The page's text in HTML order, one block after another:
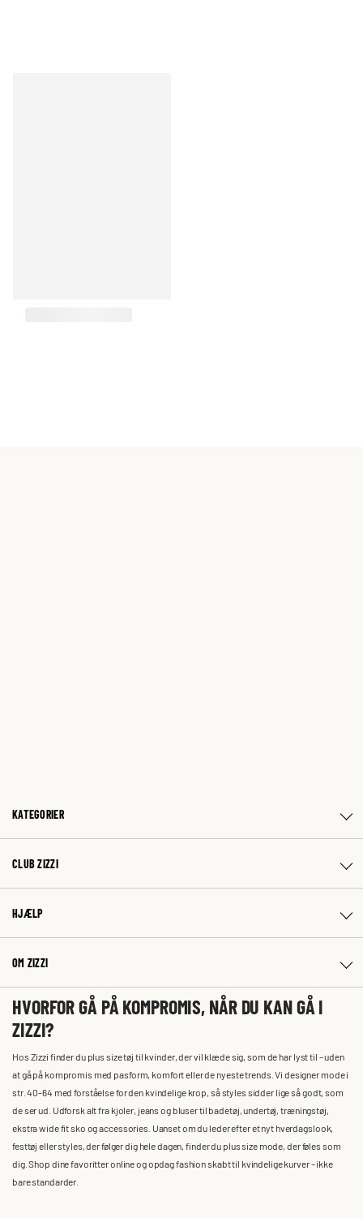
KATEGORIER
CLUB ZIZZI
HJÆLP
OM ZIZZI
HVORFOR GÅ PÅ KOMPROMIS, NÅR DU KAN GÅ I
ZIZZI?
Hos Zizzi finder du plus size tøj til kvinder, der vil klæde sig, som de har lyst til – uden
at gå på kompromis med pasform, komfort eller de nyeste trends. Vi designer mode i
str. 40-64 med forståelse for den kvindelige krop, så styles sidder lige så godt, som
de ser ud. Udforsk alt fra kjoler, jeans og bluser til badetøj, undertøj, træningstøj,
ekstra wide fit sko og accessories. Uanset om du leder efter et nyt hverdagslook,
festtøj eller styles, der følger dig hele dagen, finder du plus size mode, der føles som
dig. Shop dine favoritter online og opdag fashion skabt til kvindelige kurver – ikke
bare standarder.